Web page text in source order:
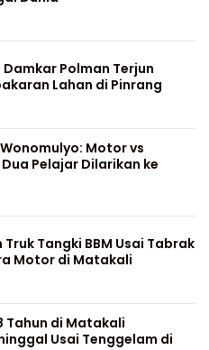
Polman Terjun
Lahan di Pinrang
Motor vs
Pelajar Dilarikan ke
Tangki BBM Usai Tabrak
Motor di Matakali
Tahun di Matakali
Usai Tenggelam di